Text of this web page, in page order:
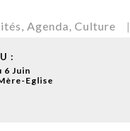
, Agenda, Culture |
:
6 Juin
Eglise